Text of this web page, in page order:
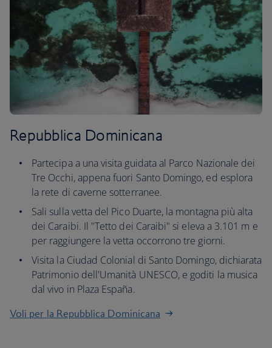
Repubblica Dominicana
Partecipa a una visita guidata al Parco Nazionale dei
Tre Occhi, appena fuori Santo Domingo, ed esplora
la rete di caverne sotterranee.
Sali sulla vetta del Pico Duarte, la montagna più alta
dei Caraibi. Il "Tetto dei Caraibi" si eleva a 3.101 m e
per raggiungere la vetta occorrono tre giorni.
Visita la Ciudad Colonial di Santo Domingo, dichiarata
Patrimonio dell'Umanità UNESCO, e goditi la musica
dal vivo in Plaza España.
Voli per la Repubblica Dominicana